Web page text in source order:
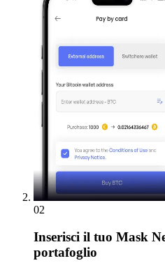
02
Inserisci il tuo Mask
portafoglio